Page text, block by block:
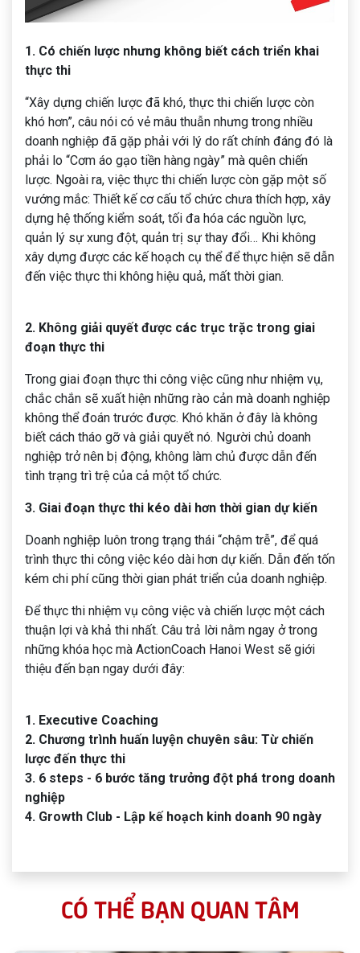
1. Có chiến lược nhưng không biết cách triển khai
thực thi
“Xây dựng chiến lược đã khó, thực thi chiến lược còn
khó hơn”, câu nói có vẻ mâu thuẫn nhưng trong nhiều
doanh nghiệp đã gặp phải với lý do rất chính đáng đó là
phải lo “Cơm áo gạo tiền hàng ngày” mà quên chiến
lược. Ngoài ra, việc thực thi chiến lược còn gặp một số
vướng mắc: Thiết kế cơ cấu tổ chức chưa thích hợp, xây
dựng hệ thống kiểm soát, tối đa hóa các nguồn lực,
quản lý sự xung đột, quản trị sự thay đổi… Khi không
xây dựng được các kế hoạch cụ thể để thực hiện sẽ dẫn
đến việc thực thi không hiệu quả, mất thời gian.
2. Không giải quyết được các trục trặc trong giai
đoạn thực thi
Trong giai đoạn thực thi công việc cũng như nhiệm vụ,
chắc chắn sẽ xuất hiện những rào cản mà doanh nghiệp
không thể đoán trước được. Khó khăn ở đây là không
biết cách tháo gỡ và giải quyết nó. Người chủ doanh
nghiệp trở nên bị động, không làm chủ được dẫn đến
tình trạng trì trệ của cả một tổ chức.
3. Giai đoạn thực thi kéo dài hơn thời gian dự kiến
Doanh nghiệp luôn trong trạng thái “chậm trễ”, để quá
trình thực thi công việc kéo dài hơn dự kiến. Dẫn đến tốn
kém chi phí cũng thời gian phát triển của doanh nghiệp.
Để thực thi nhiệm vụ công việc và chiến lược một cách
thuận lợi và khả thi nhất. Câu trả lời nằm ngay ở trong
những khóa học mà ActionCoach Hanoi West sẽ giới
thiệu đến bạn ngay dưới đây:
1. Executive Coaching
2. Chương trình huấn luyện chuyên sâu: Từ chiến
lược đến thực thi
3. 6 steps - 6 bước tăng trưởng đột phá trong doanh
nghiệp
4. Growth Club - Lập kế hoạch kinh doanh 90 ngày
CÓ THỂ BẠN QUAN TÂM